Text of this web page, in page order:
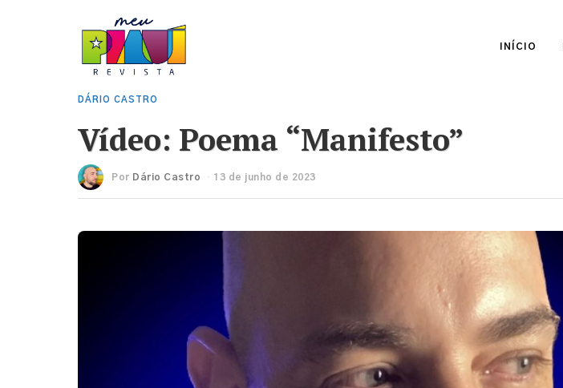
INÍCIO
DÁRIO CASTRO
Vídeo: Poema “Manifesto”
Por Dário Castro 13 de junho de 2023